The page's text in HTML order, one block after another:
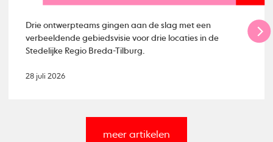
Drie ontwerpteams gingen aan de slag met een
verbeeldende gebiedsvisie voor drie locaties in de
Stedelijke Regio Breda-Tilburg.
28 juli 2026
meer artikelen